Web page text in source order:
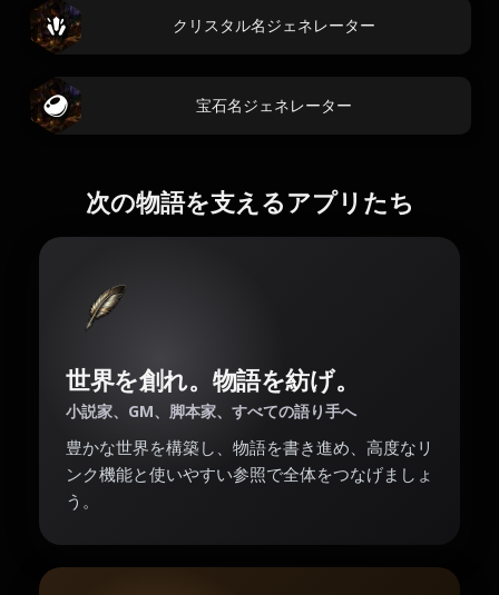
クリスタル名ジェネレーター
宝石名ジェネレーター
次の物語を支えるアプリたち
世界を創れ。物語を紡げ。
小説家、GM、脚本家、すべての語り手へ
豊かな世界を構築し、物語を書き進め、高度なリ
ンク機能と使いやすい参照で全体をつなげましょ
う。